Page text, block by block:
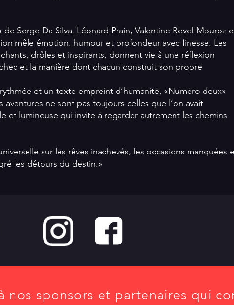
Serge Da Silva, Léonard Prain, Valentine Revel-Mouroz
mêle émotion, humour et profondeur avec finesse. Les
drôles et inspirants, donnent vie à une réflexion
et la manière dont chacun construit son propre
et un texte empreint d’humanité, «Numéro deux»
aventures ne sont pas toujours celles que l’on avait
et lumineuse qui invite à regarder autrement les chemins
sur les rêves inachevés, les occasions manquées
les détours du destin.»
nos sponsors et partenaires qui